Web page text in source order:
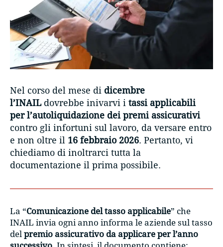
Nel corso del mese di dicembre
l’INAILdovrebbe inivarvi i tassi applicabili
per l’autoliquidazione dei premi assicurativi
contro gli infortuni sul lavoro, da versare entro
e non oltre il 16 febbraio 2026. Pertanto, vi
chiediamo di inoltrarci tutta la
documentazione il prima possibile.
La “Comunicazione del tasso applicabile” che
INAIL invia ogni anno informa le aziende sul tasso
del premio assicurativo da applicare per l’anno